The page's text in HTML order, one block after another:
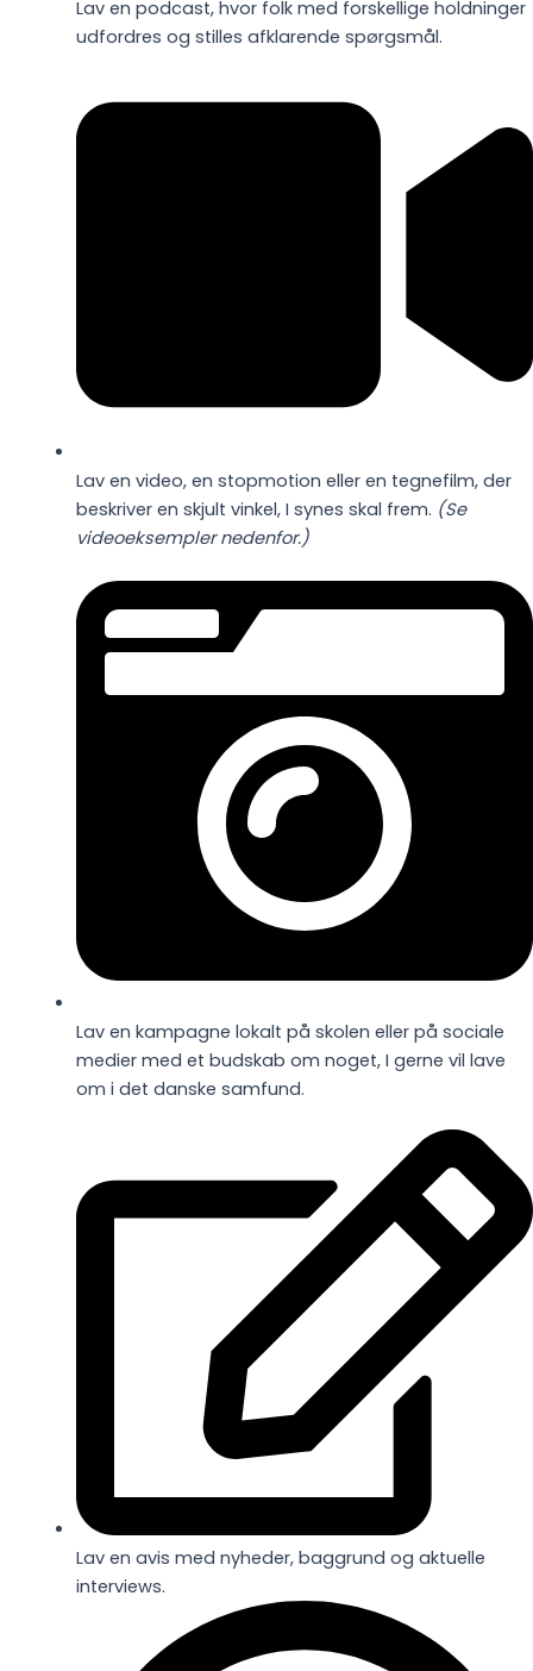
Lav en podcast, hvor folk med forskellige holdninger
udfordres og stilles afklarende spørgsmål.
Lav en video, en stopmotion eller en tegnefilm, der
beskriver en skjult vinkel, I synes skal frem. (Se
videoeksempler nedenfor.)
Lav en kampagne lokalt på skolen eller på sociale
medier med et budskab om noget, I gerne vil lave
om i det danske samfund.
Lav en avis med nyheder, baggrund og aktuelle
interviews.